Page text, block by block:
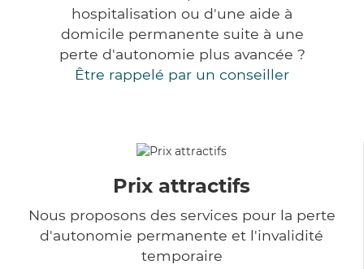
hospitalisation ou d'une aide à
domicile permanente suite à une
perte d'autonomie plus avancée ?
Être rappelé par un conseiller
Prix attractifs
Nous proposons des services pour la perte
d'autonomie permanente et l'invalidité
temporaire